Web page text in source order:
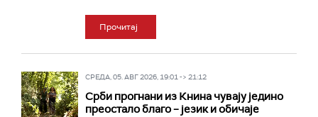
Прочитај
СРЕДА, 05. АВГ 2026, 19:01 -> 21:12
Срби прогнани из Книна чувају једино
преостало благо – језик и обичаје